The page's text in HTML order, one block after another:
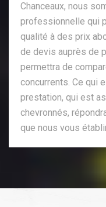
Chanceaux, nous
professionnelle qui
qualité à des prix
de devis auprès de
permettra de
concurrents. Ce qui
prestation, qui est
chevronnés,
que nous vous